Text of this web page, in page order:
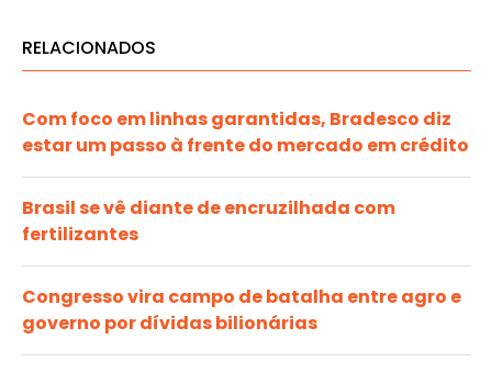
RELACIONADOS
Com foco em linhas garantidas, Bradesco diz
estar um passo à frente do mercado em crédito
Brasil se vê diante de encruzilhada com
fertilizantes
Congresso vira campo de batalha entre agro e
governo por dívidas bilionárias